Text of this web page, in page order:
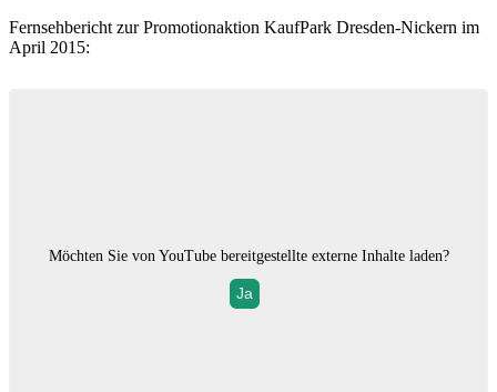
Fernsehbericht zur Promotionaktion KaufPark Dresden-Nickern im
April 2015:
Möchten Sie von YouTubebereitgestellte externe Inhalte laden?
Ja